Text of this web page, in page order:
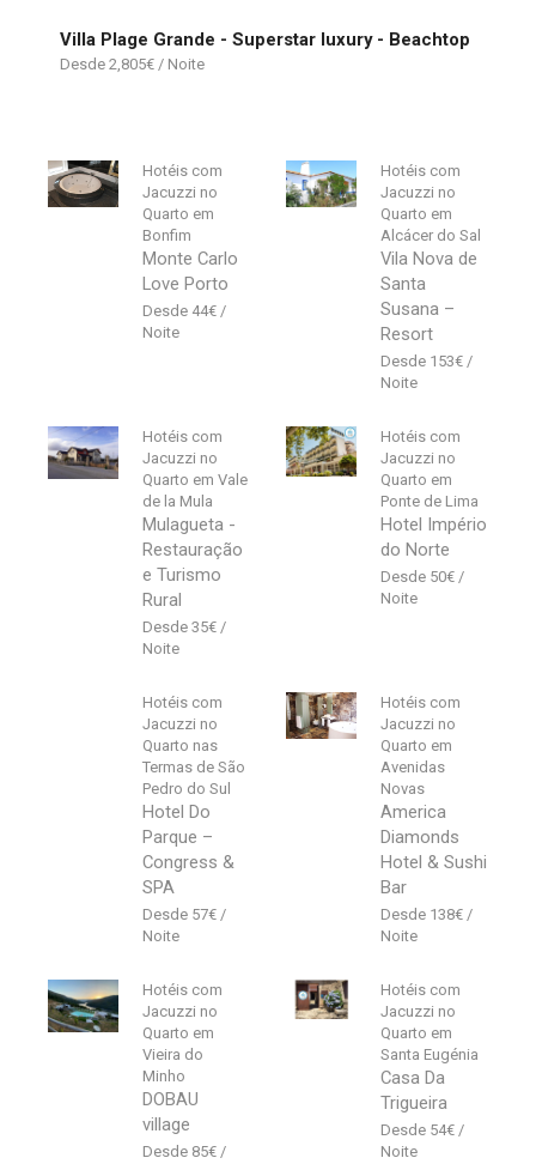
Villa Plage Grande - Superstar luxury - Beachtop
2,805€
Hotéis com
Jacuzzi no
Quarto em
Bonfim
Monte Carlo
Love Porto
44€
Hotéis com
Jacuzzi no
Quarto em
Alcácer do Sal
Vila Nova de
Santa
Susana –
Resort
153€
Hotéis com
Jacuzzi no
Quarto em Vale
de la Mula
Mulagueta -
Restauração
e Turismo
Rural
35€
Hotéis com
Jacuzzi no
Quarto em
Ponte de Lima
Hotel Império
do Norte
50€
Hotéis com
Jacuzzi no
Quarto nas
Termas de São
Pedro do Sul
Hotel Do
Parque –
Congress &
SPA
57€
Hotéis com
Jacuzzi no
Quarto em
Avenidas
Novas
America
Diamonds
Hotel & Sushi
Bar
138€
Hotéis com
Jacuzzi no
Quarto em
Vieira do
Minho
DOBAU
village
85€
Hotéis com
Jacuzzi no
Quarto em
Santa Eugénia
Casa Da
Trigueira
54€